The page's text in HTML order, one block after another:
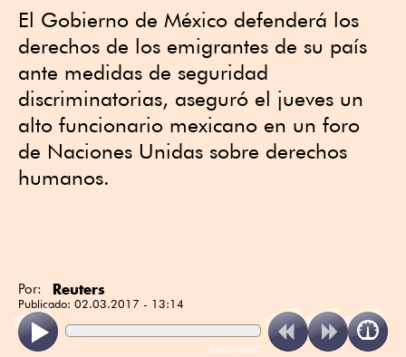
El Gobierno de México defenderá los
derechos de los emigrantes de su país
ante medidas de seguridad
discriminatorias, aseguró el jueves un
alto funcionario mexicano en un foro
de Naciones Unidas sobre derechos
humanos.
Por: Reuters
Publicado: 02.03.2017 - 13:14
ReadSpeaker